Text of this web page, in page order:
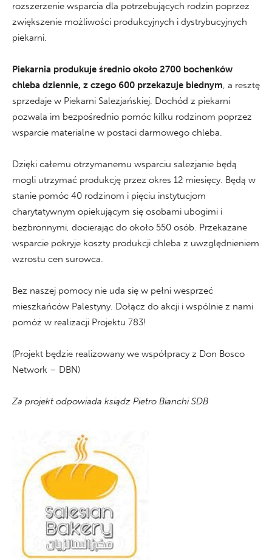
rozszerzenie wsparcia dla potrzebujących rodzin poprzez
zwiększenie możliwości produkcyjnych i dystrybucyjnych
piekarni.
Piekarnia produkuje średnio około 2700 bochenków
chleba dziennie, z czego 600 przekazuje biednym, a resztę
sprzedaje w Piekarni Salezjańskiej. Dochód z piekarni
pozwala im bezpośrednio pomóc kilku rodzinom poprzez
wsparcie materialne w postaci darmowego chleba.
Dzięki całemu otrzymanemu wsparciu salezjanie będą
mogli utrzymać produkcję przez okres 12 miesięcy. Będą w
stanie pomóc 40 rodzinom i pięciu instytucjom
charytatywnym opiekującym się osobami ubogimi i
bezbronnymi, docierając do około 550 osób. Przekazane
wsparcie pokryje koszty produkcji chleba z uwzględnieniem
wzrostu cen surowca.
Bez naszej pomocy nie uda się w pełni wesprzeć
mieszkańców Palestyny. Dołącz do akcji i wspólnie z nami
pomóż w realizacji Projektu 783!
(Projekt będzie realizowany we współpracy z Don Bosco
Network – DBN)
Za projekt odpowiada ksiądz Pietro Bianchi SDB